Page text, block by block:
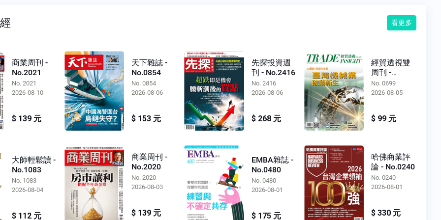
看更多
商業周刊 -
No.2021
No. 2021
2026-08-10
$ 139 元
天下雜誌 -
No.0854
No. 0854
2026-08-06
$ 153 元
先探投資週
刊 - No.2416
No. 2416
2026-08-06
$ 268 元
經貿透視雙
周刊 -
No.0699
No. 0699
2026-08-05
$ 99 元
大師輕鬆讀 -
No.1083
No. 1083
2026-08-04
$ 112 元
商業周刊 -
No.2020
No. 2020
2026-08-03
$ 139 元
EMBA雜誌 -
No.0480
No. 0480
2026-08-01
$ 175 元
哈佛商業評
論 - No.0240
No. 0240
2026-08-01
$ 330 元